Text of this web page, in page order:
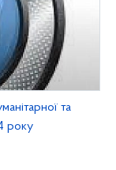
та
року